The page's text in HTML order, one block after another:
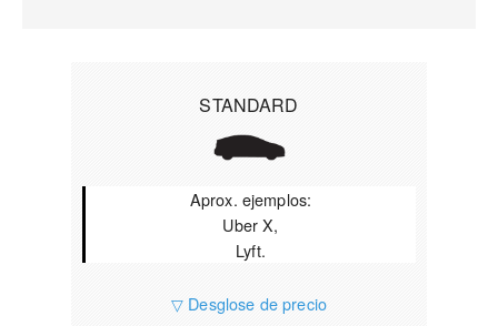
STANDARD
Aprox. ejemplos:
Uber X,
Lyft.
▽ Desglose de precio